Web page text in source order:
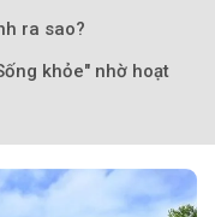
ra sao?
khỏe" nhờ hoạt